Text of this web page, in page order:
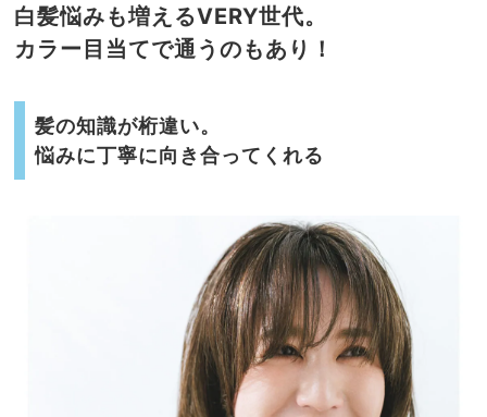
白髪悩みも増えるVERY世代。
カラー目当てで通うのもあり！
髪の知識が桁違い。
悩みに丁寧に向き合ってくれる